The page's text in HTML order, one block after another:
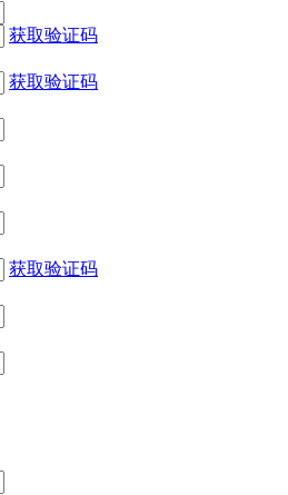
获取验证码
获取验证码
获取验证码